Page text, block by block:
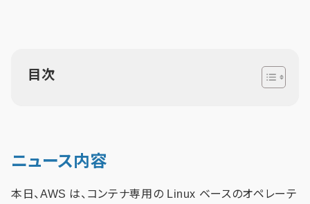
目次
ニュース内容
本日、AWS は、コンテナ専用の Linux ベースのオペレーテ